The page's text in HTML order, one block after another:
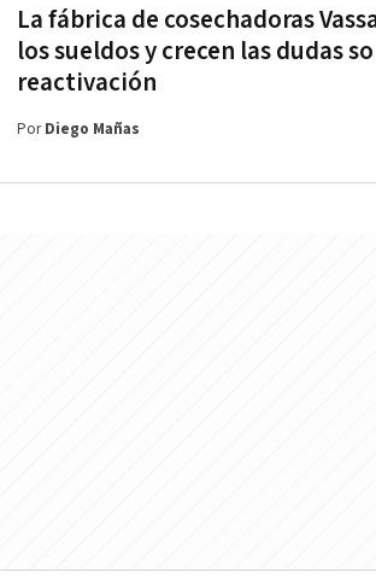
La fábrica de cosechadoras
los sueldos y crecen las dudas
reactivación
PorDiego Mañas